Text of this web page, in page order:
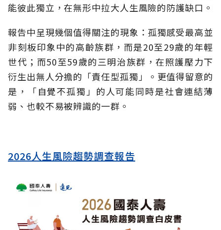
能彼此獨立，在無形中拉大人生風險的防護缺口。
報告中呈現幾個值得關注的現象：孤獨感受最高並
非刻板印象中的高齡族群，而是20至29歲的年輕
世代；而50至59歲的三明治族群，在照護壓力下
衍生出無人分擔的「責任型孤獨」。更值得留意的
是，「自覺不孤獨」的人可能同時是社會連結薄
弱、也較不易被辨識的一群。
2026人生風險趨勢調查報告